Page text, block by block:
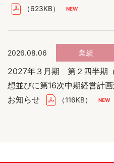
（623KB）
2026.08.06 業績
2027年３月期 第２四半期
想並びに第16次中期経営計
お知らせ
（116KB）